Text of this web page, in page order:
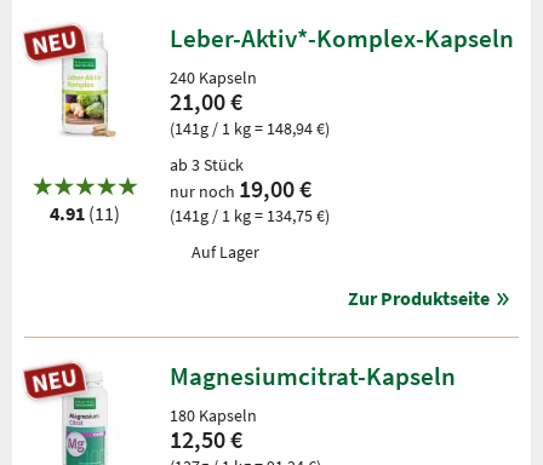
4.91 (11)
Leber-Aktiv*-Komplex-Kapseln
240 Kapseln
21,00 €
(141g / 1 kg = 148,94 €)
ab 3 Stück
nur noch 19,00 €
(141g / 1 kg = 134,75 €)
Auf Lager
Zur Produktseite
Magnesiumcitrat-Kapseln
180 Kapseln
12,50 €